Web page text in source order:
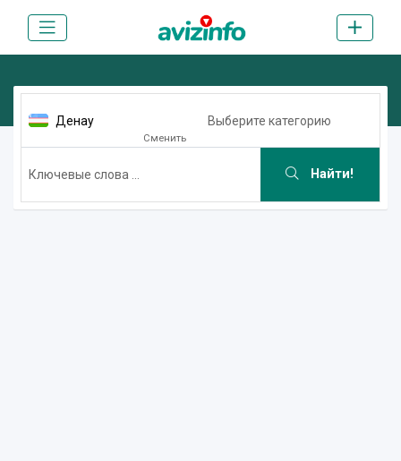
Денау
Сменить
Выберите категорию
Найти!